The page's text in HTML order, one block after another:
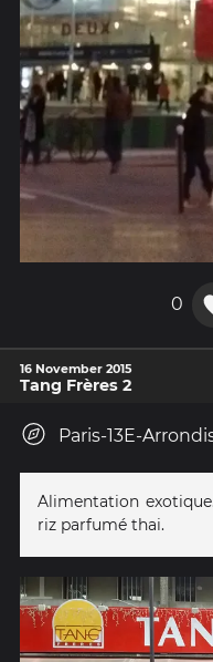
0
16 November 2015
Tang Frères 2
Paris-13E-
Alimentation
riz parfumé thai.